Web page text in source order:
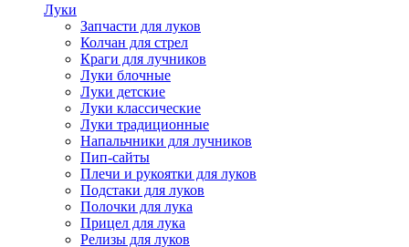
Луки
Запчасти для луков
Колчан для стрел
Краги для лучников
Луки блочные
Луки детские
Луки классические
Луки традиционные
Напальчники для лучников
Пип-сайты
Плечи и рукоятки для луков
Подстаки для луков
Полочки для лука
Прицел для лука
Релизы для луков